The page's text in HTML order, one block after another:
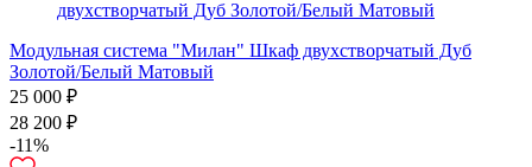
Модульная система "Милан" Шкаф двухстворчатый Дуб
Золотой/Белый Матовый
25 000 ₽
28 200 ₽
-11%